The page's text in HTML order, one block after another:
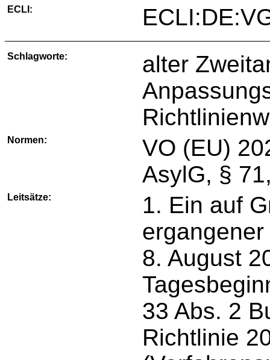
ECLI:
Schlagworte:
alter
Normen:
VO (EU)
AsylG, §
Leitsätze:
1. Ein auf
8. August
33 Abs. 2
Richtlinie